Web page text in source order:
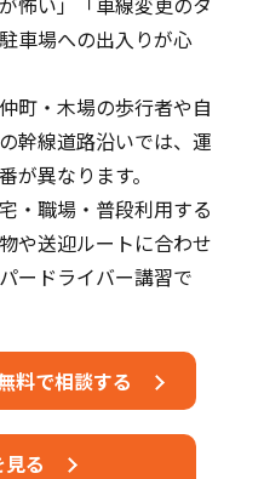
車場への出入りが心
町・木場の歩行者や自
幹線道路沿いでは、運
が異なります。
・職場・普段利用する
や送迎ルートに合わせ
ードライバー講習で
料で相談する
る